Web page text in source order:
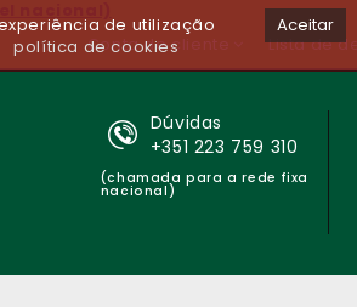
Conta de cliente
Lista de
Dúvidas
+351 223 759 310
(chamada para a rede fixa
nacional)
de utilização
política de cookies
Aceitar